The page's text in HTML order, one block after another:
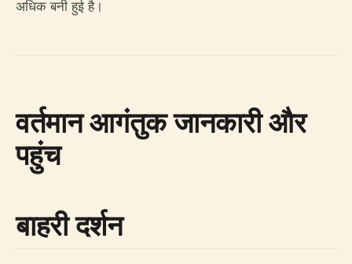
अधिक बनी हुई है।
वर्तमान आगंतुक जानकारी और
पहुंच
बाहरी दर्शन